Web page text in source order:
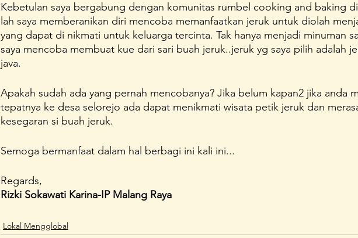
Kebetulan saya bergabung dengan komunitas rumbel cooking and baking
lah saya memberanikan diri mencoba memanfaatkan jeruk untuk diolah
yang dapat di nikmati untuk keluarga tercinta. Tak hanya menjadi minuman
saya mencoba membuat kue dari sari buah jeruk..jeruk yg saya pilih adalah
java.
Apakah sudah ada yang pernah mencobanya? Jika belum kapan2 jika anda
tepatnya ke desa selorejo ada dapat menikmati wisata petik jeruk dan
kesegaran si buah jeruk.
Semoga bermanfaat dalam hal berbagi ini kali ini...
Regards,
Rizki Sokawati Karina-IP Malang Raya
Lokal Mengglobal